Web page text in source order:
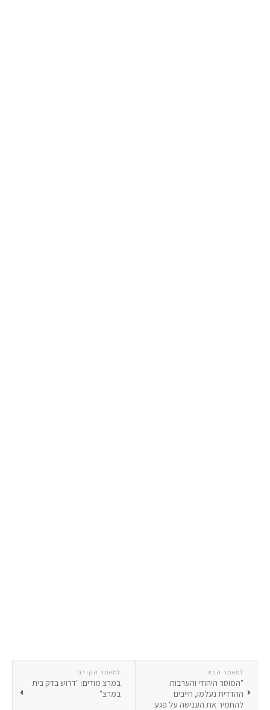
למאמר הקודם
במרצ מודים: "דרוש בדק בית
במרצ"
למאמר הבא
"המוסר היהודי והערבות
ההדדית נעלמו, חייבים
להחמיר את הענישה על פגע